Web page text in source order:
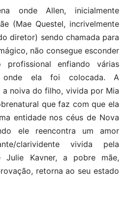
onde Allen, inicialmente
(Mae Questel, incrivelmente
diretor) sendo chamada para
não consegue esconder
enfiando várias
onde ela foi colocada. A
noiva do filho, vivida por Mia
que faz com que ela
entidade nos céus de Nova
ele reencontra um amor
clarividente vivida pela
Julie Kavner, a pobre mãe,
retorna ao seu estado